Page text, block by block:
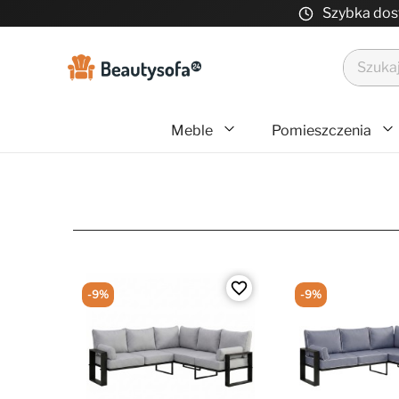
Szybka
Meble Pomieszczenia
favorite_border
-9% -9%